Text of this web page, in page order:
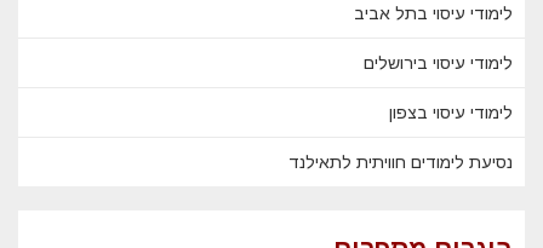
לימודי עיסוי בתל אביב
לימודי עיסוי בירושלים
לימודי עיסוי בצפון
נסיעת לימודים חוויתית לתאילנד